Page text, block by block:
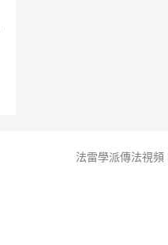
法雷學派傳法視頻